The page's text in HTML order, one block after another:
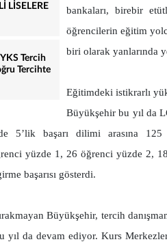
LİSELERE
Tercih
Tercihte
bankaları, birebir
öğrencilerin eğitim
biri olarak yanlarında
Eğitimdeki istikrarlı
Büyükşehir bu yıl da
5’lik başarı dilimi arasına
yüzde 1, 26 öğrenci yüzde 2,
başarısı gösterdi.
Büyükşehir, tercih
yıl da devam ediyor. Kurs